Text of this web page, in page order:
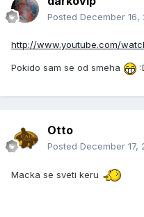
Posted December 16,
http://www.youtube.com/
Pokido sam se od smeha
Otto
Posted December 17,
Macka se sveti keru